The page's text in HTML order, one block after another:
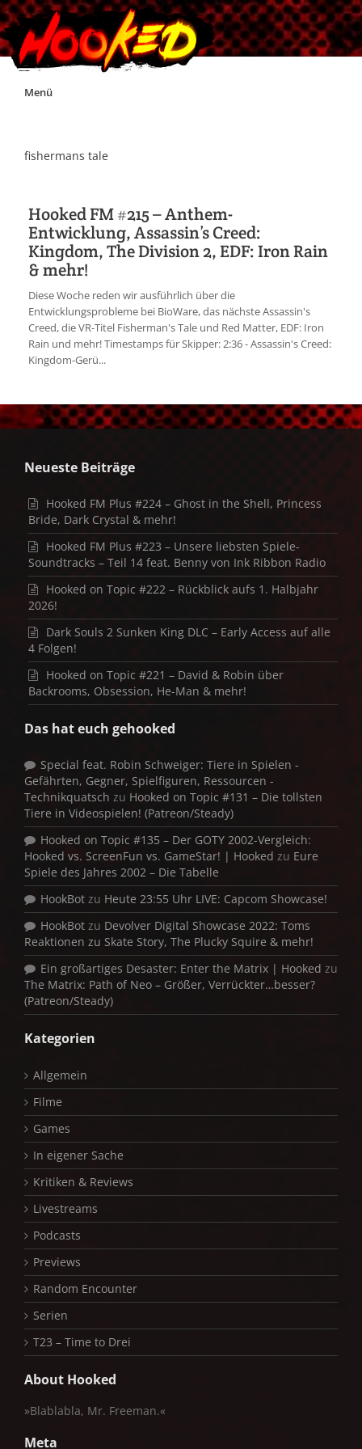
Skip
Menü
Impressum
Jobs
Discord
fishermans tale
Hooked FM #215 – Anthem-
Entwicklung, Assassin’s Creed:
Kingdom, The Division 2, EDF: Iron Rain
& mehr!
Diese Woche reden wir ausführlich über die
Entwicklungsprobleme bei BioWare, das nächste Assassin's
Creed, die VR-Titel Fisherman's Tale und Red Matter, EDF: Iron
Rain und mehr! Timestamps für Skipper: 2:36 - Assassin's Creed:
Kingdom-Gerü...
Neueste Beiträge
Hooked FM Plus #224 – Ghost in the Shell, Princess
Bride, Dark Crystal & mehr!
Hooked FM Plus #223 – Unsere liebsten Spiele-
Soundtracks – Teil 14 feat. Benny von Ink Ribbon Radio
Hooked on Topic #222 – Rückblick aufs 1. Halbjahr
2026!
Dark Souls 2 Sunken King DLC – Early Access auf alle
4 Folgen!
Hooked on Topic #221 – David & Robin über
Backrooms, Obsession, He-Man & mehr!
Das hat euch gehooked
Special feat. Robin Schweiger: Tiere in Spielen -
Gefährten, Gegner, Spielfiguren, Ressourcen -
Technikquatsch zu Hooked on Topic #131 – Die tollsten
Tiere in Videospielen! (Patreon/Steady)
Hooked on Topic #135 – Der GOTY 2002-Vergleich:
Hooked vs. ScreenFun vs. GameStar! | Hooked zu Eure
Spiele des Jahres 2002 – Die Tabelle
HookBot zu Heute 23:55 Uhr LIVE: Capcom Showcase!
HookBot zu Devolver Digital Showcase 2022: Toms
Reaktionen zu Skate Story, The Plucky Squire & mehr!
Ein großartiges Desaster: Enter the Matrix | Hooked zu
The Matrix: Path of Neo – Größer, Verrückter…besser?
(Patreon/Steady)
Kategorien
Allgemein
Filme
Games
In eigener Sache
Kritiken & Reviews
Livestreams
Podcasts
Previews
Random Encounter
Serien
T23 – Time to Drei
About Hooked
»Blablabla, Mr. Freeman.«
Meta